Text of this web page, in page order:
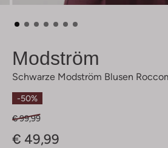
Modström
Schwarze Modström Blusen
-50%
€ 99,99
€ 49,99